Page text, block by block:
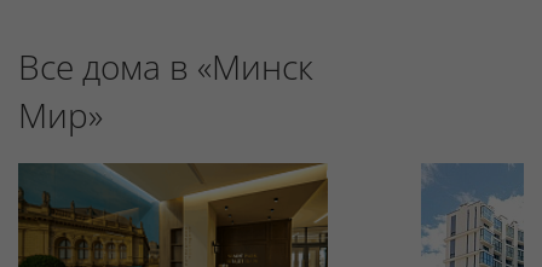
Все дома в «Минск
Мир»